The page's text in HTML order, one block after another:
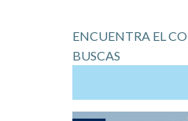
ENCUENTRA EL
BUSCAS